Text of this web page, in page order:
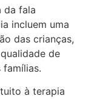
da fala
incluem uma
das crianças,
de
à terapia